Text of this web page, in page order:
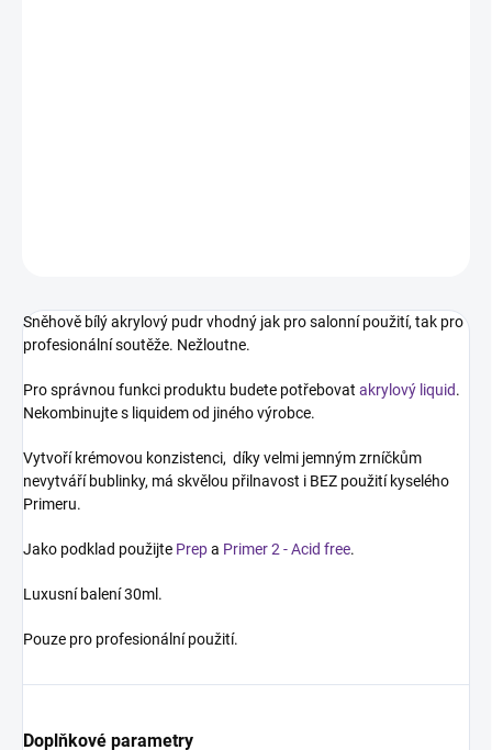
Sněhově bílý akrylový pudr vhodný jak pro salonní použití, tak pro
profesionální soutěže. Nežloutne.
Pro správnou funkci produktu budete potřebovat akrylový liquid.
Nekombinujte s liquidem od jiného výrobce.
Vytvoří krémovou konzistenci, díky velmi jemným zrníčkům
nevytváří bublinky, má skvělou přilnavost i BEZ použití kyselého
Primeru.
Jako podklad použijte Prepa Primer 2 - Acid free.
Luxusní balení 30ml.
Pouze pro profesionální použití.
Doplňkové parametry